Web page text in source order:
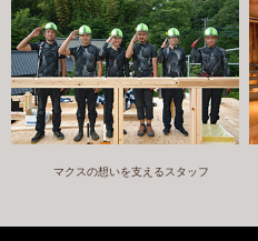
マクスの想いを支えるスタッフ